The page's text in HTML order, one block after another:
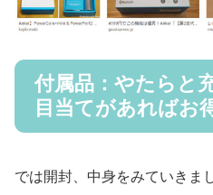
付属品：やたらと
目当てがあればお
では開封、中身をみていきま